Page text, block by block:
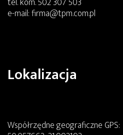
e-mail:firma@tpm.com.pl
Lokalizacja
Współrzędne geograficzne GPS: